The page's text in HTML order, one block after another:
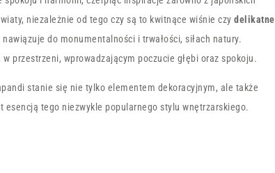
niezależnie od tego czy są to kwitnące wiśnie czy delikatne
nawiązuje do monumentalności i trwałości, siłach natury.
przestrzeni, wprowadzającym poczucie głębi oraz spokoju.
stanie się nie tylko elementem dekoracyjnym, ale także
tego niezwykle popularnego stylu wnętrzarskiego.